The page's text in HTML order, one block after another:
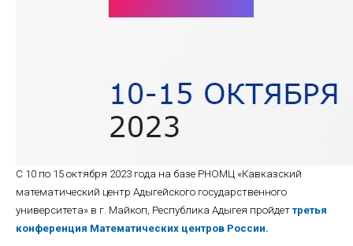
С 10 по 15 октября 2023 года на базе РНОМЦ «Кавказский
математический центр Адыгейского государственного
университета» в г. Майкоп, Республика Адыгея пройдеттретья
конференция Математических центров России.